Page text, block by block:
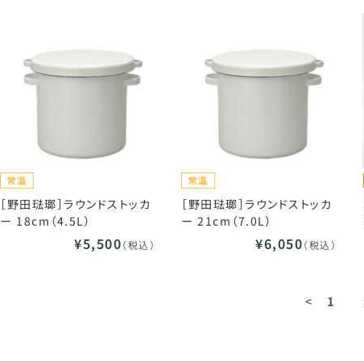
［野田琺瑯］ラウンドストッカ
ー 18cm（4.5L）
¥5,500（税込）
［野田琺瑯］ラウンドストッカ
ー 21cm（7.0L）
¥6,050（税込）
< 1